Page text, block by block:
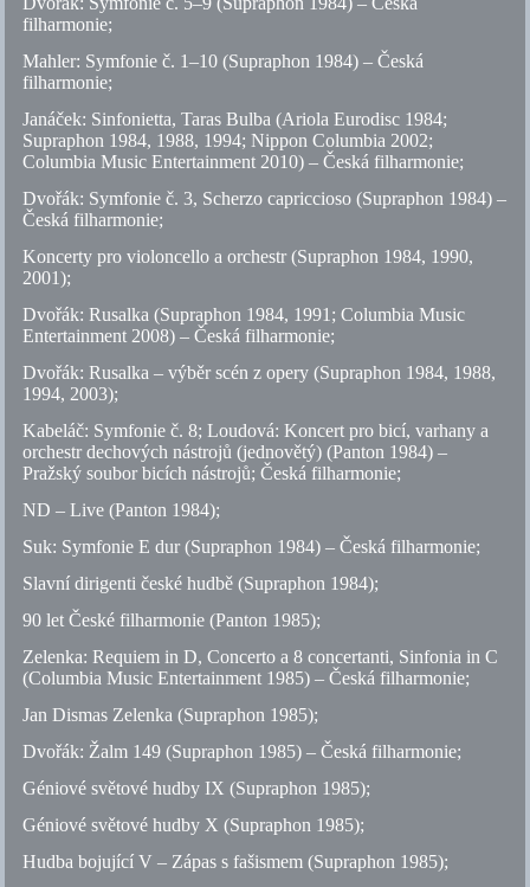
filharmonie;
Mahler: Symfonieč. 1–10 (Supraphon 1984) – Česká
filharmonie;
Janáček: Sinfonietta, Taras Bulba (Ariola Eurodisc 1984;
Supraphon 1984, 1988, 1994; Nippon Columbia 2002;
Columbia Music Entertainment 2010) – Česká filharmonie;
Dvořák: Symfonieč. 3, Scherzo capriccioso (Supraphon 1984) –
Česká filharmonie;
Koncerty pro violoncello a orchestr (Supraphon 1984, 1990,
2001);
Dvořák: Rusalka (Supraphon 1984, 1991; Columbia Music
Entertainment 2008) – Česká filharmonie;
Dvořák: Rusalka – výběr scén z opery (Supraphon 1984, 1988,
1994, 2003);
Kabeláč: Symfonieč. 8; Loudová: Koncert pro bicí, varhany a
orchestr dechových nástrojů (jednovětý) (Panton 1984) –
Pražský soubor bicích nástrojů; Česká filharmonie;
ND – Live (Panton 1984);
Suk: Symfonie E dur (Supraphon 1984) – Česká filharmonie;
Slavní dirigenti české hudbě (Supraphon 1984);
90 let České filharmonie (Panton 1985);
Zelenka: Requiem in D, Concerto a 8 concertanti, Sinfonia in C
(Columbia Music Entertainment 1985) – Česká filharmonie;
Jan Dismas Zelenka (Supraphon 1985);
Dvořák: Žalm 149 (Supraphon 1985) – Česká filharmonie;
Géniové světové hudby IX (Supraphon 1985);
Géniové světové hudby X (Supraphon 1985);
Hudba bojující V – Zápas s fašismem (Supraphon 1985);